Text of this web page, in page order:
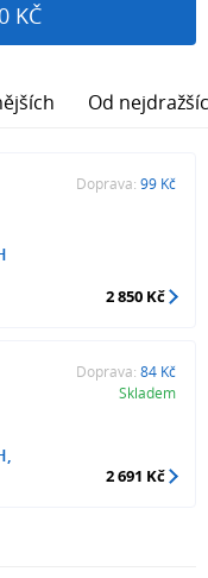
KČ
Od
Doprava: 99 Kč
2 850 Kč
Doprava: 84 Kč
Skladem
2 691 Kč